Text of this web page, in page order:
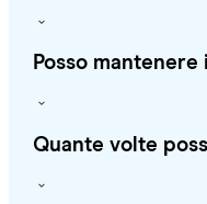
Posso
Quante volte